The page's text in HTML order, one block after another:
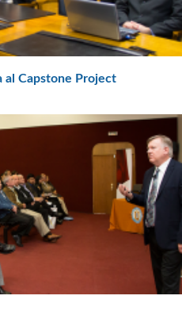
al Capstone Project